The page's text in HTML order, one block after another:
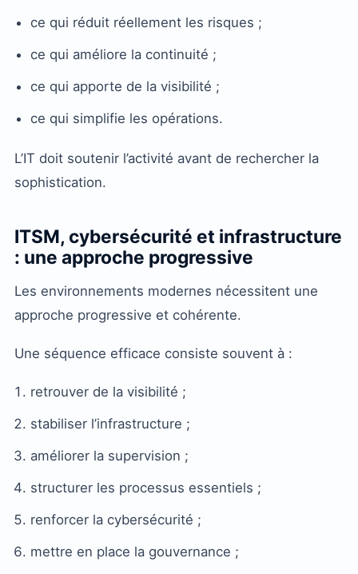
ce qui réduit réellement les risques ;
ce qui améliore la continuité ;
ce qui apporte de la visibilité ;
ce qui simplifie les opérations.
L’IT doit soutenir l’activité avant de rechercher la
sophistication.
ITSM, cybersécurité et infrastructure
: une approche progressive
Les environnements modernes nécessitent une
approche progressive et cohérente.
Une séquence efficace consiste souvent à :
retrouver de la visibilité ;
stabiliser l’infrastructure ;
améliorer la supervision ;
structurer les processus essentiels ;
renforcer la cybersécurité ;
mettre en place la gouvernance ;